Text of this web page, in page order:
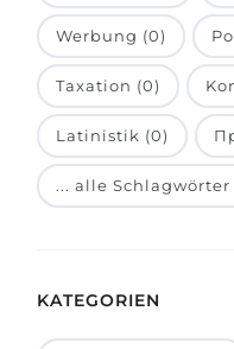
Erfolgzu
100%
Unsere
BERATUNG!
Kasachstan
Aserbaidschan
Armenien
Belarus
Anderes Land
Werbung (0)
Taxation (0)
Latinistik (0)
... alle Schlagwörter
KATEGORIEN